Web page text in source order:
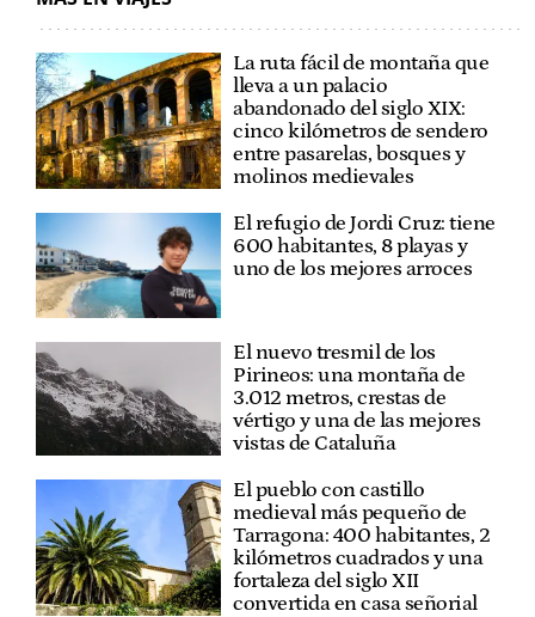
La ruta fácil de montaña que
lleva a un palacio
abandonado del siglo XIX:
cinco kilómetros de sendero
entre pasarelas, bosques y
molinos medievales
El refugio de Jordi Cruz: tiene
600 habitantes, 8 playas y
uno de los mejores arroces
El nuevo tresmil de los
Pirineos: una montaña de
3.012 metros, crestas de
vértigo y una de las mejores
vistas de Cataluña
El pueblo con castillo
medieval más pequeño de
Tarragona: 400 habitantes, 2
kilómetros cuadrados y una
fortaleza del siglo XII
convertida en casa señorial